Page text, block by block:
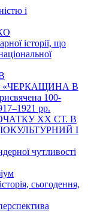
і
історії, що
«ЧЕРКАЩИНА В
100-
рр.
ХХ СТ. В
І
чутливості
сьогодення,